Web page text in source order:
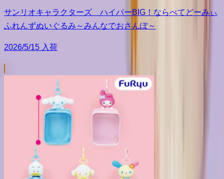
サンリオキャラクターズ ハイパーBIG！ならべてどーみぃ
ふれんずぬいぐるみ～みんなでおさんぽ～
2026/5/15 入荷